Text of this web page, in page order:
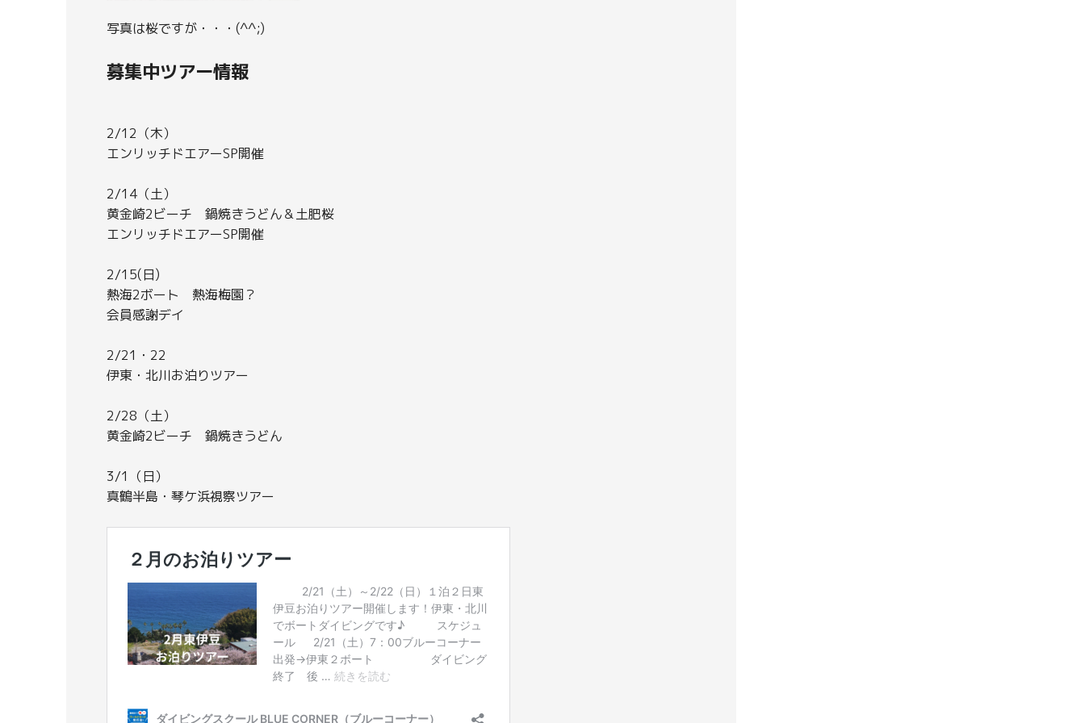
写真は桜ですが・・・(^^;)
募集中ツアー情報
2/12（木）
エンリッチドエアーSP開催
2/14（土）
黄金崎2ビーチ 鍋焼きうどん＆土肥桜
エンリッチドエアーSP開催
2/15(日)
熱海2ボート 熱海梅園？
会員感謝デイ
2/21・22
伊東・北川お泊りツアー
2/28（土）
黄金崎2ビーチ 鍋焼きうどん
3/1（日）
真鶴半島・琴ケ浜視察ツアー